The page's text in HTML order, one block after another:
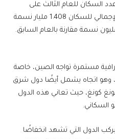
السكان للعام الثالث على
التوالي في 2024، حيث بلغ العدد الإجمالي للسكان 1.408 مليار نسمة
مستمرة تواجه الصين، خاصة
وهو اتجاه يشمل أيضًا دول شرق
كونغ، حيث تعاني هذه الدول
السكاني.
الدول التي تشهد انخفاضًا